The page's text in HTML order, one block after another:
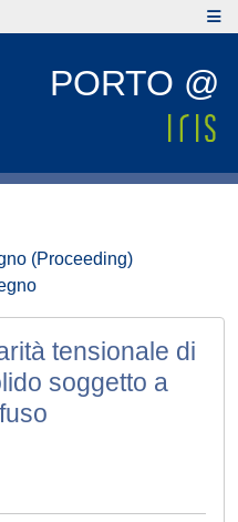
PORTO @
(Proceeding)
tensionale di
soggetto a